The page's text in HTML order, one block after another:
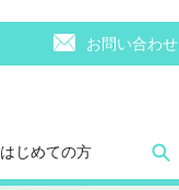
お問い合わせ
はじめての方